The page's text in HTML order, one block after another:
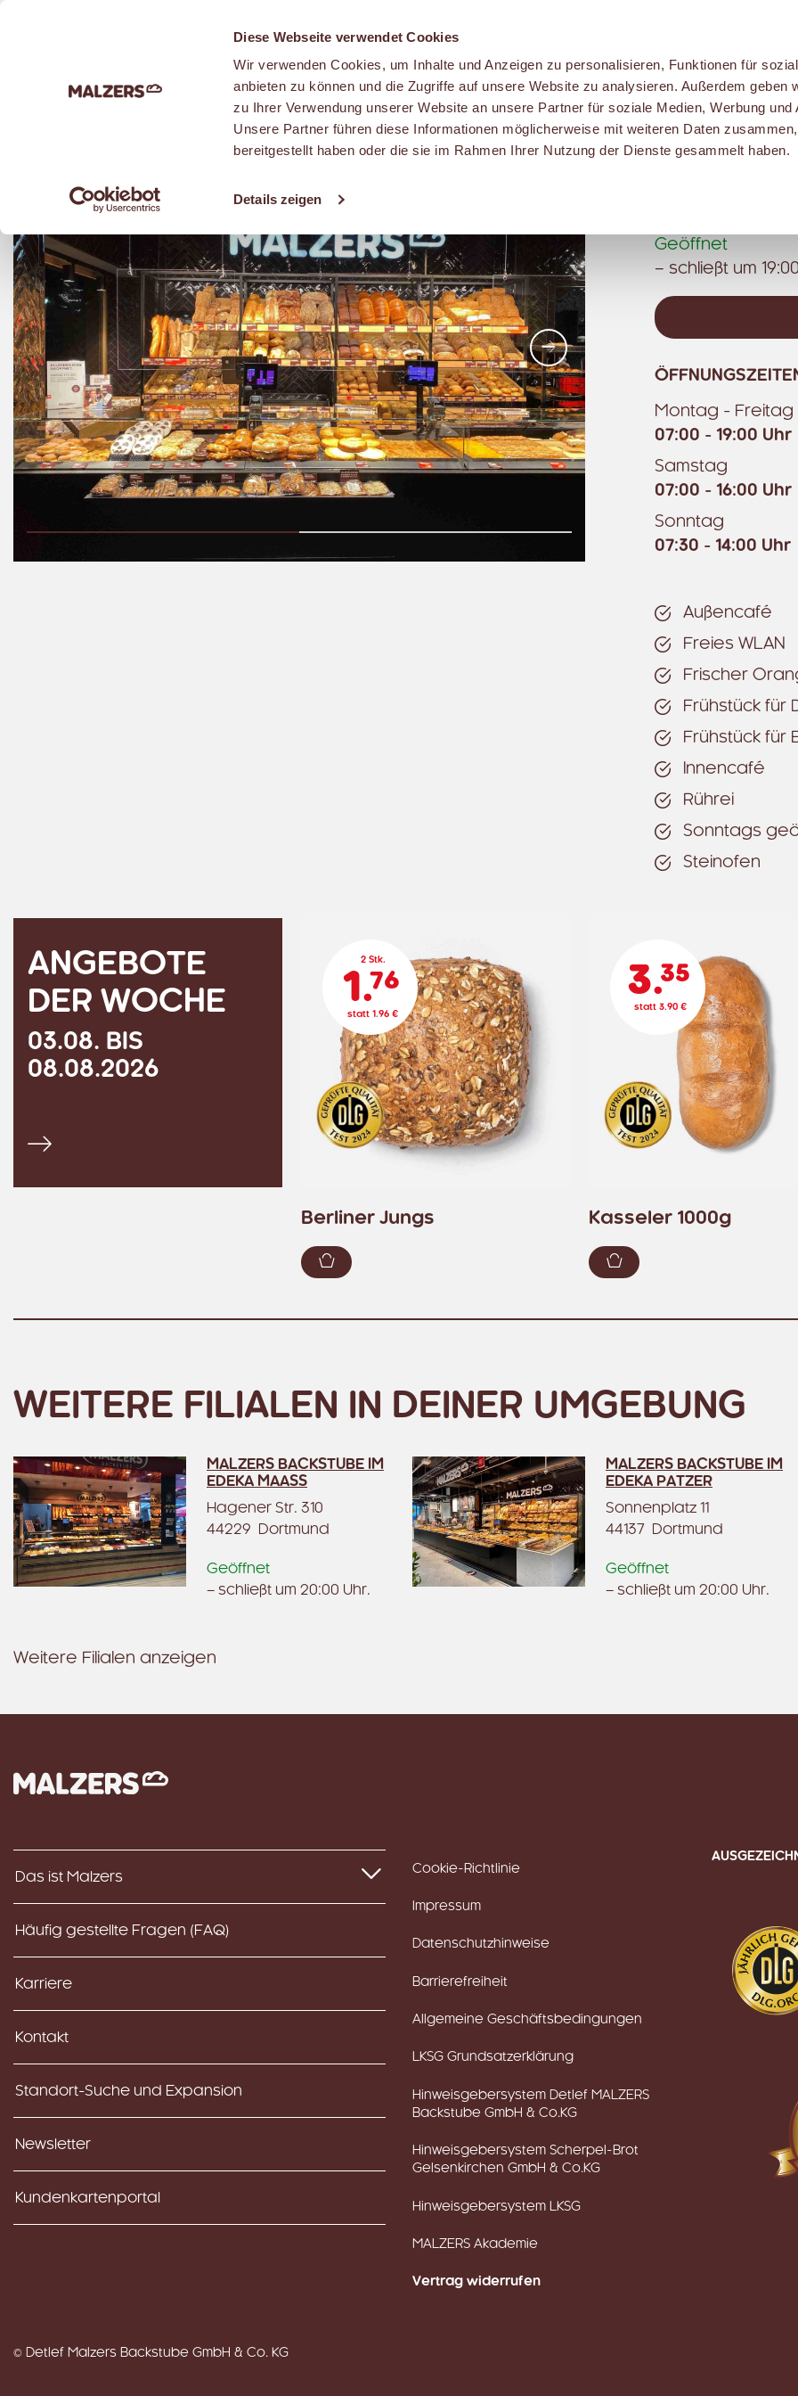
Diese Webseite verwendet Cookies
Wir verwenden Cookies, um Inhalte und Anzeigen zu personalisieren, Funktionen für
anbieten zu können und die Zugriffe auf unsere Website zu analysieren. Außerdem geben
zu Ihrer Verwendung unserer Website an unsere Partner für soziale Medien, Werbung und
Unsere Partner führen diese Informationen möglicherweise mit weiteren Daten
bereitgestellt haben oder die sie im Rahmen Ihrer Nutzung der Dienste gesammelt haben.
Details zeigen
Weiter
MALZERS
Geöffnet
– schließt um
Montag - Freitag
07:00 - 19:00 Uhr
Samstag
07:00 - 16:00 Uhr
Sonntag
07:30 - 14:00 Uhr
Außencafé
Freies WLAN
Frischer
Frühstück für
Frühstück für
Innencafé
Rührei
Sonntags
Steinofen
ANGEBOTE
DER WOCHE
03.08. BIS
08.08.2026
Alle Angebote ansehen
2 Stk.
1.76
statt 1.96 €
Berliner Jungs
Zum Warenkorb hinzufügen
3.35
statt 3.90 €
Kasseler 1000g
Zum Warenkorb
WEITERE FILIALEN IN DEINER UMGEBUNG
MALZERS BACKSTUBE IM
EDEKA MAASS
Hagener Str. 310
44229 Dortmund
Geöffnet
– schließt um 20:00 Uhr.
MALZERS BACKSTUBE IM
EDEKA PATZER
Sonnenplatz 11
44137 Dortmund
Geöffnet
– schließt um 20:00 Uhr.
Weitere Filialen anzeigen
Das ist Malzers
Häufig gestellte Fragen (FAQ)
Karriere
Kontakt
Standort-Suche und Expansion
Newsletter
Kundenkartenportal
Cookie-Richtlinie
Impressum
Datenschutzhinweise
Barrierefreiheit
Allgemeine Geschäftsbedingungen
LKSG Grundsatzerklärung
Hinweisgebersystem Detlef MALZERS
Backstube GmbH & Co.KG
Hinweisgebersystem Scherpel-Brot
Gelsenkirchen GmbH & Co.KG
Hinweisgebersystem LKSG
MALZERS Akademie
Vertrag widerrufen
© Detlef Malzers Backstube GmbH & Co. KG